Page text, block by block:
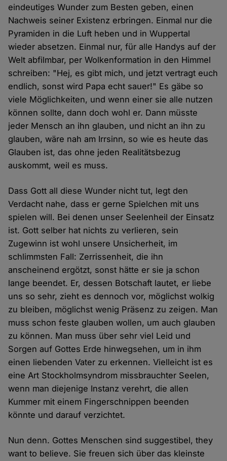
eindeutiges Wunder zum Besten geben, einen
Nachweis seiner Existenz erbringen. Einmal nur die
Pyramiden in die Luft heben und in Wuppertal
wieder absetzen. Einmal nur, für alle Handys auf der
Welt abfilmbar, per Wolkenformation in den Himmel
schreiben: "Hej, es gibt mich, und jetzt vertragt euch
endlich, sonst wird Papa echt sauer!" Es gäbe so
viele Möglichkeiten, und wenn einer sie alle nutzen
können sollte, dann doch wohl er. Dann müsste
jeder Mensch an ihn glauben, und nicht an ihn zu
glauben, wäre nah am Irrsinn, so wie es heute das
Glauben ist, das ohne jeden Realitätsbezug
auskommt, weil es muss.
Dass Gott all diese Wunder nicht tut, legt den
Verdacht nahe, dass er gerne Spielchen mit uns
spielen will. Bei denen unser Seelenheil der Einsatz
ist. Gott selber hat nichts zu verlieren, sein
Zugewinn ist wohl unsere Unsicherheit, im
schlimmsten Fall: Zerrissenheit, die ihn
anscheinend ergötzt, sonst hätte er sie ja schon
lange beendet. Er, dessen Botschaft lautet, er liebe
uns so sehr, zieht es dennoch vor, möglichst wolkig
zu bleiben, möglichst wenig Präsenz zu zeigen. Man
muss schon feste glauben wollen, um auch glauben
zu können. Man muss über sehr viel Leid und
Sorgen auf Gottes Erde hinwegsehen, um in ihm
einen liebenden Vater zu erkennen. Vielleicht ist es
eine Art Stockholmsyndrom missbrauchter Seelen,
wenn man diejenige Instanz verehrt, die allen
Kummer mit einem Fingerschnippen beenden
könnte und darauf verzichtet.
Nun denn. Gottes Menschen sind suggestibel, they
want to believe. Sie freuen sich über das kleinste